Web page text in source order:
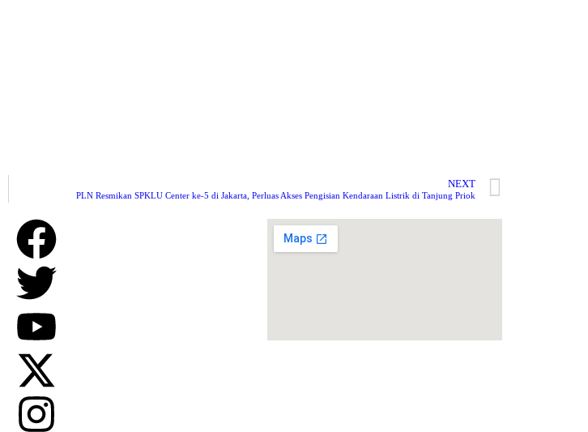
NEXT
PLN Resmikan SPKLU Center ke-5 di Jakarta, Perluas Akses Pengisian Kendaraan Listrik di Tanjung Priok